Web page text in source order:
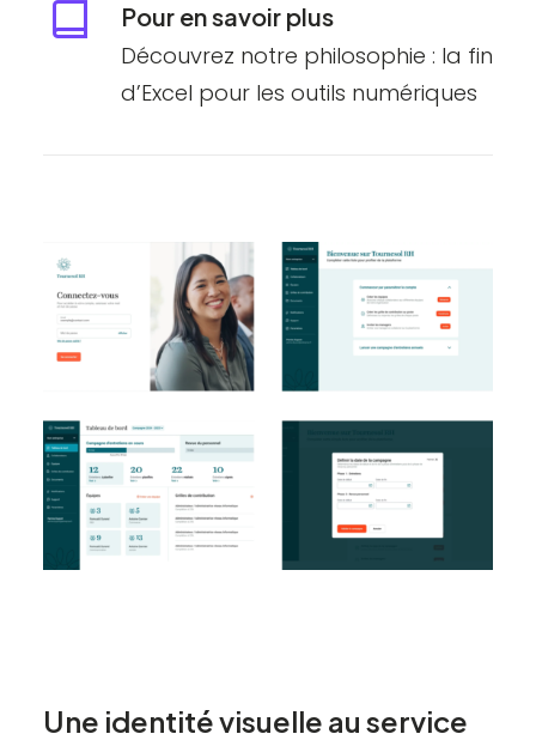
Pour en savoir plus
Découvrez notre philosophie : la fin
d’Excel pour les outils numériques
Une identité visuelle au service